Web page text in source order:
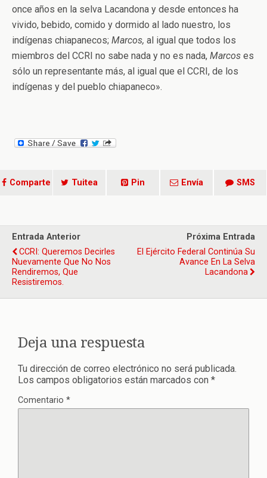
once años en la selva Lacandona y desde entonces ha
vivido, bebido, comido y dormido al lado nuestro, los
indígenas chiapanecos; Marcos, al igual que todos los
miembros del CCRI no sabe nada y no es nada, Marcos es
sólo un representante más, al igual que el CCRI, de los
indígenas y del pueblo chiapaneco».
Comparte Tuitea Pin Envía SMS
Entrada Anterior
CCRI: Queremos Decirles
Nuevamente Que No Nos
Rendiremos, Que
Resistiremos.
Próxima Entrada
El Ejército Federal Continúa Su
Avance En La Selva
Lacandona
Deja una respuesta
Tu dirección de correo electrónico no será publicada.
Los campos obligatorios están marcados con *
Comentario *